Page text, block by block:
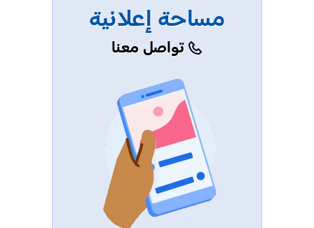
مساحة إعلانية
تواصل معنا